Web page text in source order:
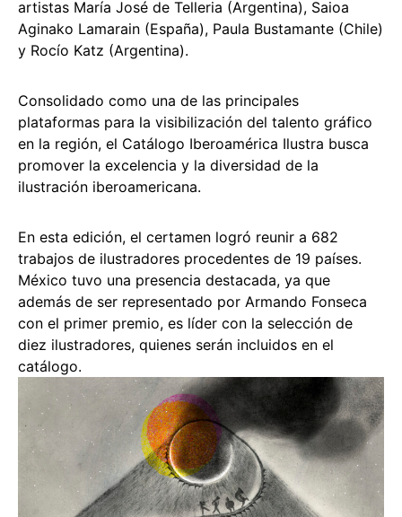
artistas María José de Telleria (Argentina), Saioa
Aginako Lamarain (España), Paula Bustamante (Chile)
y Rocío Katz (Argentina).
Consolidado como una de las principales
plataformas para la visibilización del talento gráfico
en la región, el Catálogo Iberoamérica Ilustra busca
promover la excelencia y la diversidad de la
ilustración iberoamericana.
En esta edición, el certamen logró reunir a 682
trabajos de ilustradores procedentes de 19 países.
México tuvo una presencia destacada, ya que
además de ser representado por Armando Fonseca
con el primer premio, es líder con la selección de
diez ilustradores, quienes serán incluidos en el
catálogo.